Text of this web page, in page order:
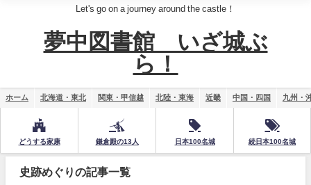
Let's go on a journey around the castle！
夢中図書館 いざ城ぶ
ら！
ホーム 北海道・東北 関東・甲信越 北陸・東海 近畿 中国・四国 九州・
どうする家康 鎌倉殿の13人 日本100名城 続日本100名城
史跡めぐりの記事一覧